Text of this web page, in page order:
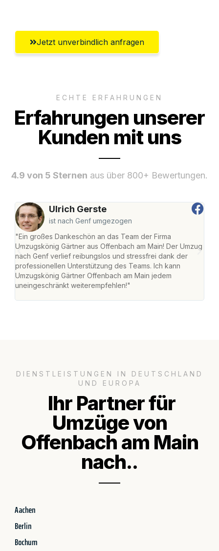
Jetzt unverbindlich anfragen
ECHTE ERFAHRUNGEN
Erfahrungen unserer
Kunden mit uns
4.9 von 5 Sternen aus über 800+ Bewertungen.
Ulrich Gerste
ist nach Genf umgezogen
"Ein großes Dankeschön an das Team der Firma
Umzugskönig Gärtner aus Offenbach am Main! Der Umzug
nach Genf verlief reibungslos und stressfrei dank der
professionellen Unterstützung des Teams. Ich kann
Umzugskönig Gärtner Offenbach am Main jedem
uneingeschränkt weiterempfehlen!"
DIENSTLEISTUNGEN IN DEUTSCHLAND
UND EUROPA
Ihr Partner für
Umzüge von
Offenbach am Main
nach..
Aachen
Berlin
Bochum